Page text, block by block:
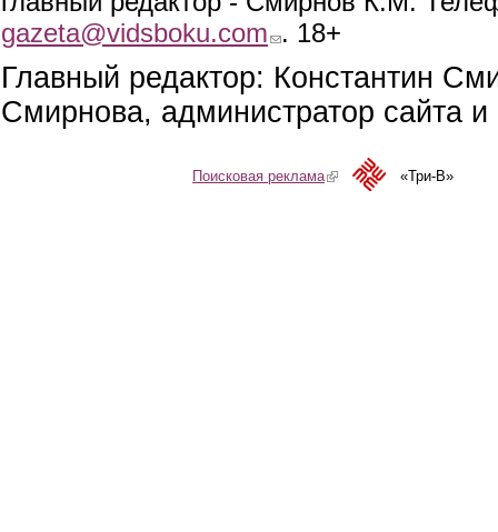
gazeta@vidsboku.com (link sends e-mail)
. 18+
Главный редактор: Константин
Смирнова, администратор сайта
Поисковая реклама(link is external)«Три-В»